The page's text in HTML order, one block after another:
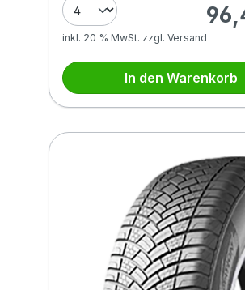
inkl. 20 % MwSt. zzgl. Versand
In den Warenkorb